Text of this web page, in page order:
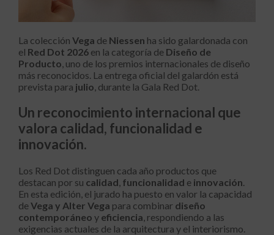
La colección Vega de Niessen ha sido galardonada con
el Red Dot 2026 en la categoría de Diseño de
Producto, uno de los premios internacionales de diseño
más reconocidos. La entrega oficial del galardón está
prevista para julio, durante la Gala Red Dot.
Un reconocimiento internacional que
valora calidad, funcionalidad e
innovación.
Los Red Dot distinguen cada año productos que
destacan por su calidad, funcionalidad e innovación.
En esta edición, el jurado ha puesto en valor la capacidad
deVega y Alter Vega para combinar diseño
contemporáneo y eficiencia, respondiendo a las
exigencias actuales de la arquitectura y el interiorismo.